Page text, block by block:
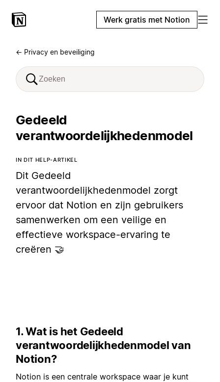
Werk gratis met Notion
← Privacy en beveiliging
Gedeeld
verantwoordelijkhedenmodel
IN DIT HELP-ARTIKEL
Dit Gedeeld
verantwoordelijkhedenmodel zorgt
ervoor dat Notion en zijn gebruikers
samenwerken om een veilige en
effectieve workspace-ervaring te
creëren 🤝
1. Wat is het Gedeeld
verantwoordelijkhedenmodel van
Notion?
Notion is een centrale workspace waar je kunt